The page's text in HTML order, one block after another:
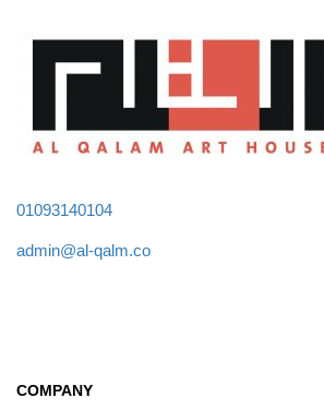
01093140104
admin@al-qalm.co
COMPANY